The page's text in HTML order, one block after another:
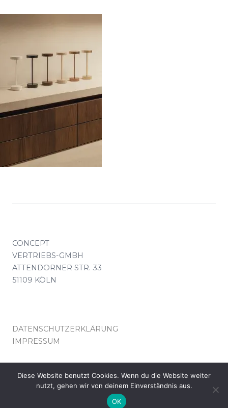
CONCEPT
VERTRIEBS-GMBH
ATTENDORNER STR. 33
51109 KÖLN
DATENSCHUTZERKLÄRUNG
IMPRESSUM
© COPYRIGHT CONCEPT VERTRIEB KÖLN
Diese Website benutzt Cookies. Wenn du die Website weiter
nutzt, gehen wir von deinem Einverständnis aus.
OK